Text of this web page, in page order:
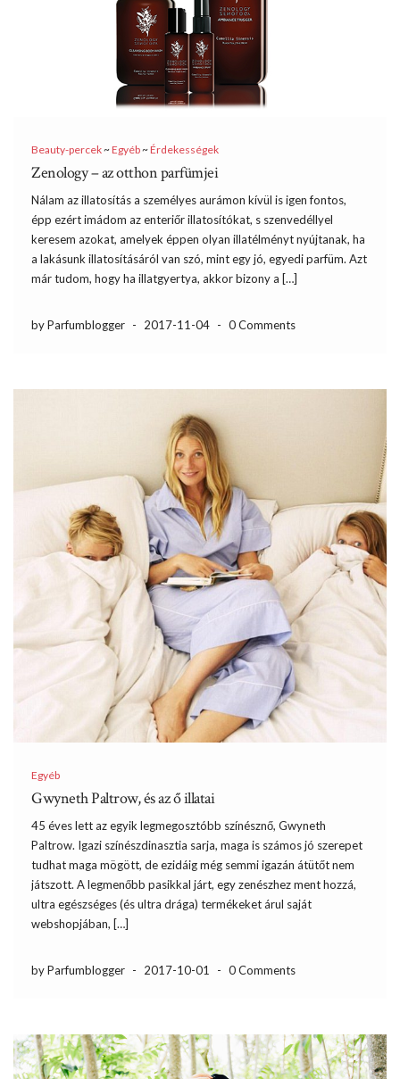
Beauty-percek~Egyéb~Érdekességek
Zenology – az otthon parfümjei
Nálam az illatosítás a személyes aurámon kívül is igen fontos,
épp ezért imádom az enteriőr illatosítókat, s szenvedéllyel
keresem azokat, amelyek éppen olyan illatélményt nyújtanak, ha
a lakásunk illatosításáról van szó, mint egy jó, egyedi parfüm. Azt
már tudom, hogy ha illatgyertya, akkor bizony a […]
by Parfumblogger - 2017-11-04 - 0 Comments
Egyéb
Gwyneth Paltrow, és az ő illatai
45 éves lett az egyik legmegosztóbb színésznő, Gwyneth
Paltrow. Igazi színészdinasztia sarja, maga is számos jó szerepet
tudhat maga mögött, de ezidáig még semmi igazán átütőt nem
játszott. A legmenőbb pasikkal járt, egy zenészhez ment hozzá,
ultra egészséges (és ultra drága) termékeket árul saját
webshopjában, […]
by Parfumblogger - 2017-10-01 - 0 Comments